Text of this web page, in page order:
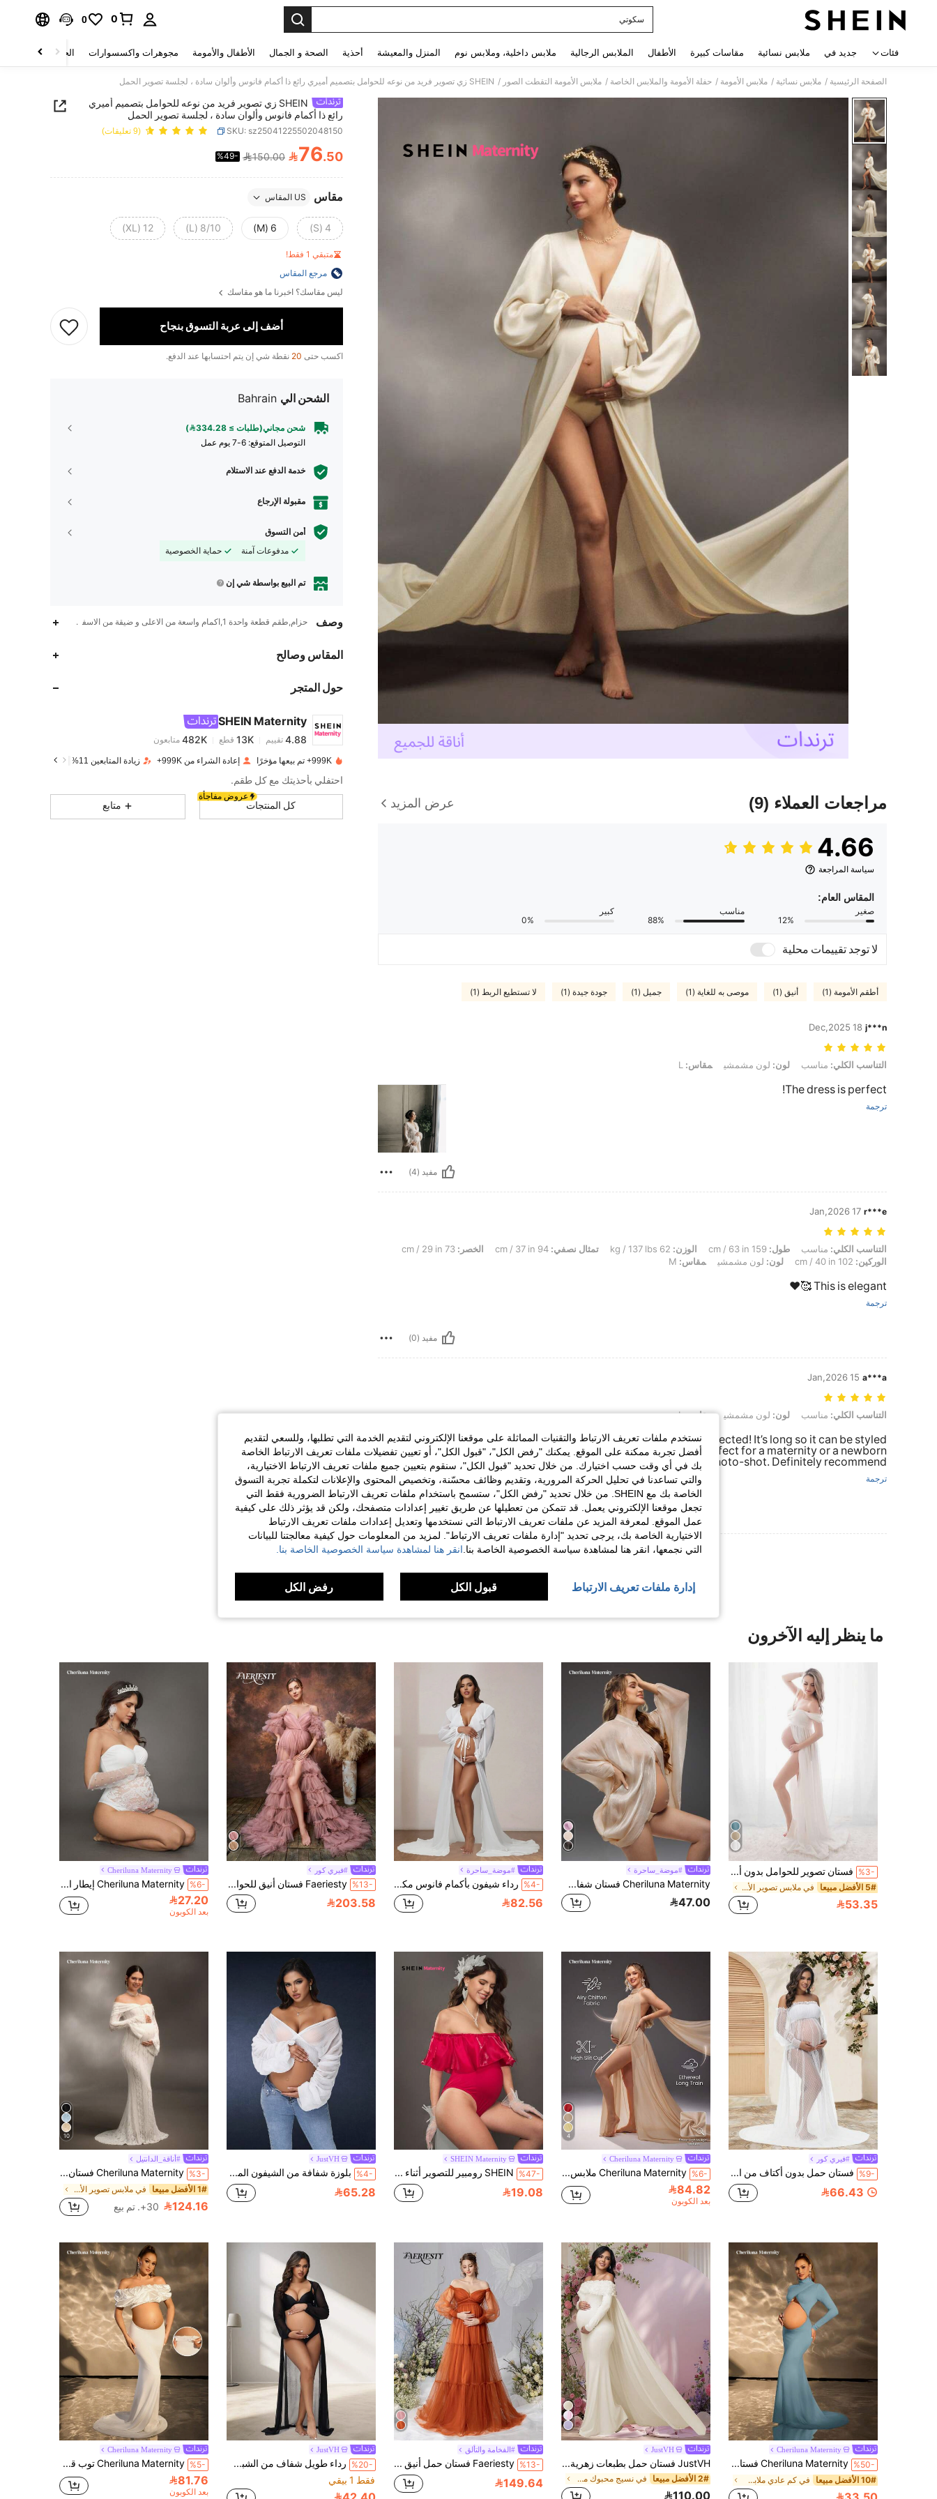
سكوتي
0
0
فئات جديد في ملابس نسائية مقاسات كبيرة الأطفال الملابس الرجالية ملابس داخلية، وملابس نوم المنزل والمعيشة أحذية الصحة و الجمال الأطفال والأمومة مجوهرات واكسسوارات الحقائب والأمتعة
الصفحة الرئيسية / ملابس نسائية / ملابس الأمومة / حفلة الأمومة والملابس الخاصة / ملابس الأمومة التقطت الصور / SHEIN زي تصوير فريد من نوعه للحوامل بتصميم أميري رائع ذا أكمام فانوس وألوان سادة ، لجلسة تصوير الحمل
مراجعات العملاء (9) عرض المزيد
4.66
سياسة المراجعة
المقاس العام:
صغير
12%
مناسب
88%
كبير
0%
لا توجد تقييمات محلية
أطقم الأمومة (1) أنيق (1) موصى به للغاية (1) جميل (1) جودة جيدة (1) لا تستطيع الربط (1)
j***n
18 Dec,2025
التناسب الكلي: مناسب, لون: لون مشمشي, مقاس: L
التناسب الكلي: مناسب لون: لون مشمشي مقاس:
The dress is perfect!
ترجمة
مفيد (4)
r***e
17 Jan,2026
التناسب الكلي: مناسب, طول: 159 cm / 63 in, الوزن: 62 kg / 137 lbs, تمثال نصفي: 94 cm / 37 in, الخصر: 73 cm / 29 in, الوركين: 102 cm / 40 in, لون: لون مشمشي, مقاس: M
التناسب الكلي: مناسب طول: الوزن: تمثال نصفي: الخصر:
الوركين:
لون: لون مشمشي مقاس:
This is elegant 🥰❤️
ترجمة
مفيد (0)
a***a
15 Jan,2026
التناسب الكلي: مناسب, لون: لون مشمشي, مقاس: L
التناسب الكلي: مناسب لون: لون مشمشي مقاس:L
Fabric is impressively heavy and good quality. Better than I expected! It’s long so it can be styled
really well for photos. It doesn’t seem see-through at all. Perfect for a maternity or a newborn
photo-shot. Definitely recommend!
ترجمة
مفيد (0)
عرض المزيد من المراجعات
SHEIN زي تصوير فريد من نوعه للحوامل بتصميم أميري
رائع ذا أكمام فانوس وألوان سادة ، لجلسة تصوير الحمل
SKU: sz25041225502048150 (9 تعليقات)
PRICE AND AVAILABILITY
76.50
150.00
%49-
مقاس US المقاس
4 (S)
6 (M)
8/10 (L)
12 (XL)
متبقي 1 فقط!
مرجع المقاس
ليس مقاسك؟ اخبرنا ما هو مقاسك
أضف إلى عربة التسوق بنجاح
اكسب حتى 20 نقطة شي إن يتم احتسابها عند الدفع.
الشحن الي Bahrain
شحن مجاني(طلبات ≥ 334.28)
التوصيل المتوقع: 6-7 يوم عمل
خدمة الدفع عند الاستلام
مقبولة الإرجاع
أمن التسوق
مدفوعات آمنة
حماية الخصوصية
تم البيع بواسطة شي إن
وصف حزام,طقم قطعة واحدة 1,اكمام واسعة من الاعلى و ضيقة من الاسفل
المقاس وصالح
حول المتجر
SHEIN Maternity
4.88
4.88
4.88
13K
482K
s***h تم دفعمنذ 1 يوم
4.88
13K
4.88
13K
482K
999K+ تم بيعها مؤخرًا إعادة الشراء من 999K+ زيادة المتابعين 11%
احتفلي بأحذيتك مع كل طقم.
عروض مفاجأة
كل المنتجات متابع
ما ينظر إليه الآخرون
%3- فستان تصوير للحوامل بدون أكتاف بطول الأرض باللون الأبيض للخريف
5# الأفضل مبيعا في ملابس تصوير الأمومة
53.35
#موضة_ساحرة
Cheriluna Maternity فستان شفاف ذو شقوق أمامية وخلفية، لون موحد، ملابس سيكسي للتصوير الفوتوغرافي للحوامل
47.00
#موضة_ساحرة
%4- رداء شيفون بأكمام فانوس مكشكشة للحوامل، مناسب للتصوير الفوتوغرافي في الربيع والخريف باللون الأبيض
82.56
#فيري كور
%13- Faeriesty فستان أنيق للحوامل بكتف مكشوف وطبقات من التول، مناسب لحفلة استقبال المولود والمناسبات الرسمية | فستان ضيفة الزفاف، ملابس سهرة للخريف
203.58
Cheriluna Maternity
%6- Cheriluna Maternity إيطار الحوامل بشريط دانتيل مع كشكش، ملابس التصوير الفوتوغرافي
27.20
بعد الكوبون
#فيري كور
%9- فستان حمل بدون أكتاف من الشبك بنقاط بولكا، فستان بطبقة شفافة مناسب للتصوير الفوتوغرافي باللون الأبيض للخريف
66.43
4
Cheriluna Maternity
%6- Cheriluna Maternity ملابس تصوير أنيقة وجذابة للحمل من قماش الشبك للون الواحد
84.82
بعد الكوبون
SHEIN Maternity
%47- SHEIN رومبير للتصوير أثناء الحمل مزينة بكشكشة الياقة ، لون أحمر
19.08
JustVH
%4- بلوزة شفافة من الشيفون المطوي بأكمام منتفخة للحوامل، مناسبة للتصوير الفوتوغرافي باللون الأبيض لفصل الخريف
65.28
10
#أناقة_الدانتيل
%3- Cheriluna Maternity فستان أنيق طويل بأكمام طويلة من الدانتيل الأبيض بقصة الأكتاف المنحدرة بتصميم الحورية، مناسب للزفاف والحفلات وحفلات استقبال المواليد والتصوير الفوتوغرافي للحوامل والمعمودية
1# الأفضل مبيعا في ملابس تصوير الأمومة
124.16 30+. تم بيع
Cheriluna Maternity
%50- Cheriluna Maternity فستان أمومة طويل الأكمام عالي الرقبة بألوان سادة مفرغ للصور الشخصية للأمهات
10# الأفضل مبيعا في كم عادي ملابس حفلات الأمومة والملابس الخاصة
JustVH
JustVH فستان حمل بطبعات زهرية بدون أكتاف، مناسب لحفلة استقبال المولود، فستان طويل بأسلوب عباءة شبكية بأكمام طويلة، يمكن استخدامه كإكسسوار للتصوير في الربيع والخريف
2# الأفضل مبيعا في نسيج محبوك ملابس حفلات الأمومة والملابس الخاصة
110.00
#الفخامة والتألق
%13- Faeriesty فستان حمل أنيق بدون أكتاف مع أكمام فانوس وتنورة تول انسيابية على شكل حرف A لحفلات العروس والعشاء الرسمي وحفلات الزفاف في فصل الخريف
149.64
JustVH
%20-
رداء طويل شفاف من الشبك بأكمام فانوس للحوامل، إكسسوار تصوير، أبيض ربيعي
فقط 1 بيقي
Cheriluna Maternity
%5- Cheriluna Maternity توب قصير مثير للحوامل بياقة منحرفة الكتف مع تنورة ذات خصر منخفض وذيل طويل للتصوير الفوتوغرافي
81.76
بعد الكوبون
نستخدم ملفات تعريف الارتباط والتقنيات المماثلة على موقعنا الإلكتروني لتقديم الخدمة التي تطلبها، وللسعي لتقديم
أفضل تجربة ممكنة على الموقع. يمكنك "رفض الكل"، "قبول الكل"، أو تعيين تفضيلات ملفات تعريف الارتباط الخاصة
بك في أي وقت حسب اختيارك. من خلال تحديد "قبول الكل"، سنقوم بتعيين جميع ملفات تعريف الارتباط الاختيارية،
والتي تساعدنا في تحليل الحركة المرورية، وتقديم وظائف محسّنة، وتخصيص المحتوى والإعلانات لتكملة تجربة التسوق
الخاصة بك مع SHEIN. من خلال تحديد "رفض الكل"، ستسمح باستخدام ملفات تعريف الارتباط الضرورية فقط التي
تجعل موقعنا الإلكتروني يعمل. قد تتمكن من تعطيلها عن طريق تغيير إعدادات متصفحك، ولكن قد يؤثر ذلك على كيفية
عمل الموقع. لمعرفة المزيد عن ملفات تعريف الارتباط التي نستخدمها وتعديل إعدادات ملفات تعريف الارتباط
الاختيارية الخاصة بك، يرجى تحديد "إدارة ملفات تعريف الارتباط". لمزيد من المعلومات حول كيفية معالجتنا للبيانات
التي نجمعها، انقر هنا لمشاهدة سياسة الخصوصية الخاصة بنا. انقر هنا لمشاهدة سياسة الخصوصية الخاصة بنا.
إدارة ملفات تعريف الارتباط قبول الكل رفض الكل